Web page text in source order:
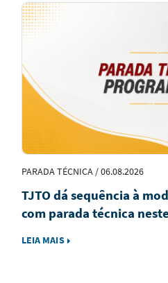
Notícias
em
PARADA TÉCNICA / 06.08.2026
TJTO dá sequência à
com parada técnica
LEIA MAIS